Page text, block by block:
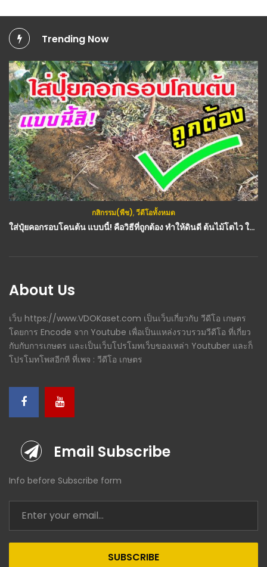
Trending Now
กสิกรรม(พืช),วีดีโอทั้งหมด
ใส่ปุ๋ยคอกรอบโคนต้น แบบนี้! คือวิธีที่ถูกต้อง ทำให้ดินดี ต้นไม้โตไว ใบเขียวสด : วีดีโอ เกษตร
กสิกรรม(พืช)
วีดีโอ เกษตร : ปลูกผักสลัด หน้าร้อน ให้รอดเกิน 90% ด้วยระบบให้ปุ๋ยน้ำหยด
About Us
เว็บ https://www.VDOKaset.com เป็นเว็บเกี่ยวกับ วีดีโอ เกษตร
โดยการ Encode จาก Youtube เพื่อเป็นแหล่งรวบรวมวีดีโอ ที่เกี่ยว
กับกับการเกษตร และเป็นเว็บโปรโมทเว็บของเหล่า Youtuber และก็
โปรโมทโพสอีกที ที่เพจ : วีดีโอ เกษตร
Email Subscribe
Info before Subscribe form
SUBSCRIBE